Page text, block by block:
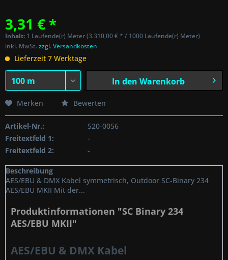
3,31 € *
Inhalt: 1 Laufende(r) Meter (3.310,00 € * / 1000 Laufende(r) Meter)
inkl. MwSt.zzgl. Versandkosten
Lieferzeit 7 Werktage
In den Warenkorb
Merken Bewerten
Artikel-Nr.:
520-0056
Freitextfeld 1:
-
Freitextfeld 2:
-
Beschreibung
AES/EBU & DMX Kabel symmetrisch, Outdoor SC-Binary 234
AES/EBU MKII Mit der...
Produktinformationen "SC Binary 234
AES/EBU MKII"
AES/EBU & DMX Kabel